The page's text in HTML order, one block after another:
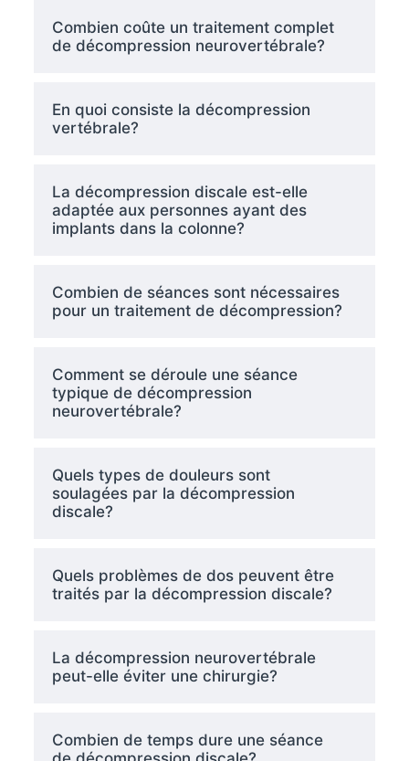
Combien coûte un traitement complet
de décompression neurovertébrale?
En quoi consiste la décompression
vertébrale?
La décompression discale est-elle
adaptée aux personnes ayant des
implants dans la colonne?
Combien de séances sont nécessaires
pour un traitement de décompression?
Comment se déroule une séance
typique de décompression
neurovertébrale?
Quels types de douleurs sont
soulagées par la décompression
discale?
Quels problèmes de dos peuvent être
traités par la décompression discale?
La décompression neurovertébrale
peut-elle éviter une chirurgie?
Combien de temps dure une séance